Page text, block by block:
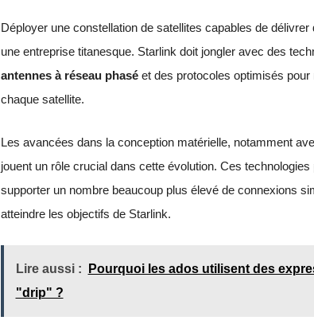
Déployer une constellation de satellites capables de
une entreprise titanesque. Starlink doit jongler avec des
antennes à réseau phaséet des protocoles optimisés pour
chaque satellite.
Les avancées dans la conception matérielle, notamment
jouent un rôle crucial dans cette évolution. Ces
supporter un nombre beaucoup plus élevé de connexions
atteindre les objectifs de Starlink.
Lire aussi :
Pourquoi les ados utilisent des
"drip" ?